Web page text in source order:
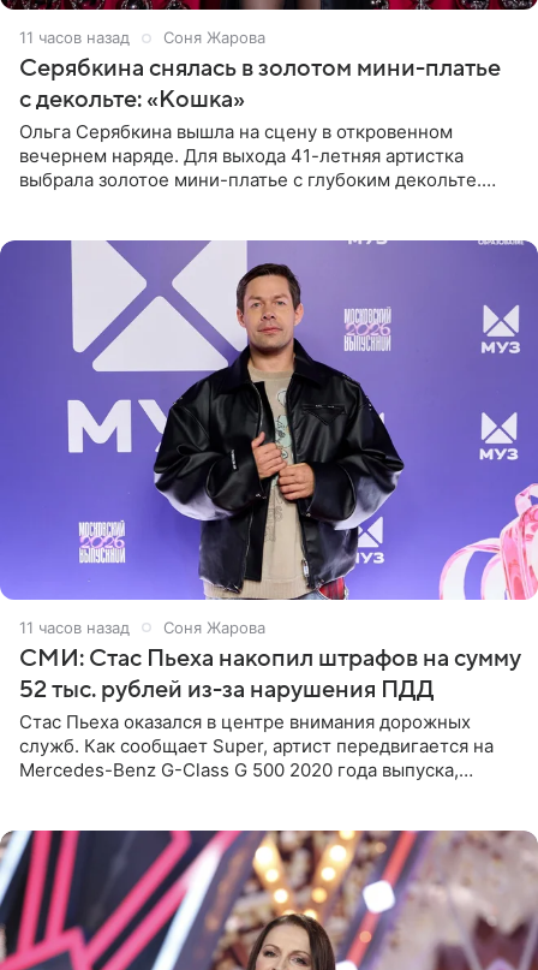
11 часов назад Соня Жарова
Серябкина снялась в золотом мини-платье
с декольте: «Кошка»
Ольга Серябкина вышла на сцену в откровенном
вечернем наряде. Для выхода 41-летняя артистка
выбрала золотое мини-платье с глубоким декольте.
11 часов назад Соня Жарова
СМИ: Стас Пьеха накопил штрафов на сумму
52 тыс. рублей из-за нарушения ПДД
Стас Пьеха оказался в центре внимания дорожных
служб. Как сообщает Super, артист передвигается на
Mercedes-Benz G-Class G 500 2020 года выпуска,